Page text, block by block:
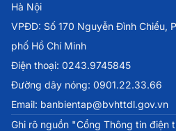
Hà Nội
VPĐD: Số 170 Nguyễn Đình Chiểu,
phố Hồ Chí Minh
Điện thoại: 0243.9745845
Đường dây nóng: 0901.22.33.66
Email: banbientap@bvhttdl.gov.vn
Ghi rõ nguồn "Cổng Thông tin điện